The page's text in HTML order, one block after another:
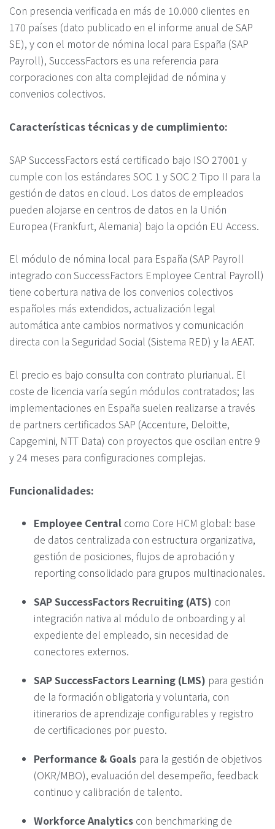
Con presencia verificada en más de 10.000 clientes en
170 países (dato publicado en el informe anual de SAP
SE), y con el motor de nómina local para España (SAP
Payroll), SuccessFactors es una referencia para
corporaciones con alta complejidad de nómina y
convenios colectivos.
Características técnicas y de cumplimiento:
SAP SuccessFactors está certificado bajo ISO 27001 y
cumple con los estándares SOC 1 y SOC 2 Tipo II para la
gestión de datos en cloud. Los datos de empleados
pueden alojarse en centros de datos en la Unión
Europea (Frankfurt, Alemania) bajo la opción EU Access.
El módulo de nómina local para España (SAP Payroll
integrado con SuccessFactors Employee Central Payroll)
tiene cobertura nativa de los convenios colectivos
españoles más extendidos, actualización legal
automática ante cambios normativos y comunicación
directa con la Seguridad Social (Sistema RED) y la AEAT.
El precio es bajo consulta con contrato plurianual. El
coste de licencia varía según módulos contratados; las
implementaciones en España suelen realizarse a través
de partners certificados SAP (Accenture, Deloitte,
Capgemini, NTT Data) con proyectos que oscilan entre 9
y 24 meses para configuraciones complejas.
Funcionalidades:
Employee Central como Core HCM global: base
de datos centralizada con estructura organizativa,
gestión de posiciones, flujos de aprobación y
reporting consolidado para grupos multinacionales.
SAP SuccessFactors Recruiting (ATS) con
integración nativa al módulo de onboarding y al
expediente del empleado, sin necesidad de
conectores externos.
SAP SuccessFactors Learning (LMS) para gestión
de la formación obligatoria y voluntaria, con
itinerarios de aprendizaje configurables y registro
de certificaciones por puesto.
Performance & Goals para la gestión de objetivos
(OKR/MBO), evaluación del desempeño, feedback
continuo y calibración de talento.
Workforce Analytics con benchmarking de